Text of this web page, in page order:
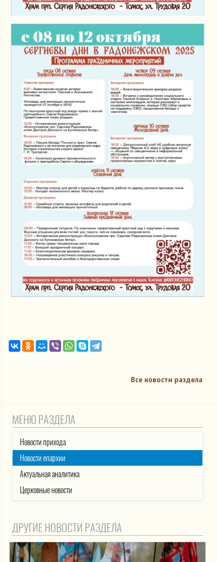
Все новости раздела
МЕНЮ РАЗДЕЛА
Новости прихода
Новости епархии
Актуальная аналитика
Церковные новости
ДРУГИЕ НОВОСТИ РАЗДЕЛА